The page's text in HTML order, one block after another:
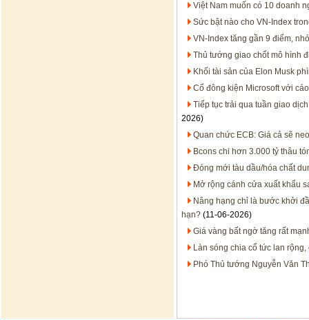
Việt Nam muốn có 10 doanh
Sức bật nào cho VN-Index
VN-Index tăng gần 9 điểm,
Thủ tướng giao chốt mô hình
Khối tài sản của Elon Musk
Cổ đông kiện Microsoft với
Tiếp tục trải qua tuần giao
2026)
Quan chức ECB: Giá cả sẽ
Bcons chi hơn 3.000 tỷ thâu
Đóng mới tàu dầu/hóa chất
Mở rộng cánh cửa xuất khẩu
Nâng hạng chỉ là bước khởi
hạn? (11-06-2026)
Giá vàng bất ngờ tăng rất
Làn sóng chia cổ tức lan
Phó Thủ tướng Nguyễn Văn